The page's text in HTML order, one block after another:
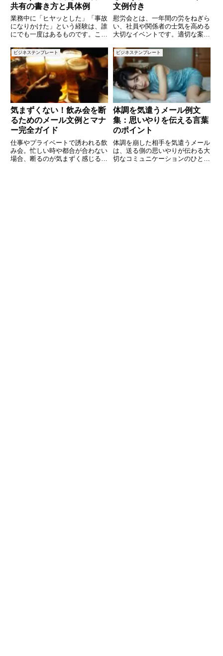
共有の書き方と具体例
業務中に「ヒヤッとした」「事故
になりかけた」という経験は、誰
にでも一度はあるものです。こう
することは、重大事故を未然に防
ぐために非常に重要です。しか
し、「どのように書けばよいかわ
からない」「例文が知りたい」と
悩
文例付き
慰労会とは、一年間の労をねぎら
い、社員や関係者の士気を高める
大切なイベントです。適切な案内
印象を与え、スムーズな運営につ
なげることができます。本記事で
は、慰労会の案内文の基本構成や
書き方のポイントを解説し、社内
ビジネステンプレート
気まずくない！飲み会を断
るためのメール文例とマナ
ー完全ガイド
仕事やプライベートで誘われる飲
み会。忙しい時や都合が合わない
場合、断るのが気まずく感じるこ
ビジネステンプレート
体調を気遣うメール例文
集：思いやりを伝える言葉
のポイント
体調を崩した相手を気遣うメール
は、送る側の思いやりが伝わる大
切なコミュニケーションのひとつ